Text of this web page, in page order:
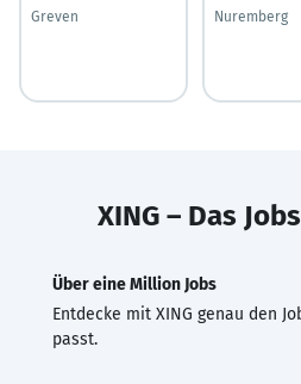
Greven
Nuremberg
XING – Das
Über eine Million Jobs
Entdecke mit XING genau den
passt.